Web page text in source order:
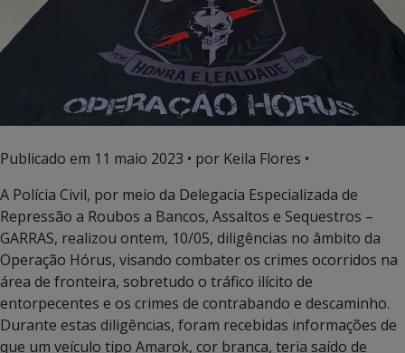
Publicado em 11 maio 2023 • por Keila Flores •
A Polícia Civil, por meio da Delegacia Especializada de
Repressão a Roubos a Bancos, Assaltos e Sequestros –
GARRAS, realizou ontem, 10/05, diligências no âmbito da
Operação Hórus, visando combater os crimes ocorridos na
área de fronteira, sobretudo o tráfico ilícito de
entorpecentes e os crimes de contrabando e descaminho.
Durante estas diligências, foram recebidas informações de
que um veículo tipo Amarok, cor branca, teria saído de